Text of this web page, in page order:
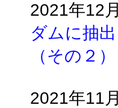
2021年12
ダムに抽
（その２）
2021年11